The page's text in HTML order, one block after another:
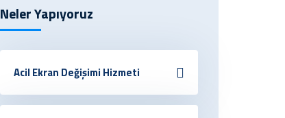
Neler Yapıyoruz
Acil Ekran Değişimi Hizmeti